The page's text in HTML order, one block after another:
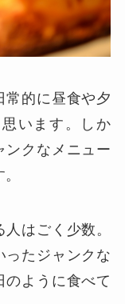
常的に昼食や夕
います。しか
ンクなメニュー
はごく少数。
ったジャンクな
のように食べて